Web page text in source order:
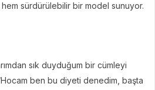
hem sürdürülebilir bir model sunuyor.
sık duyduğum bir cümleyi
ben bu diyeti denedim, başta